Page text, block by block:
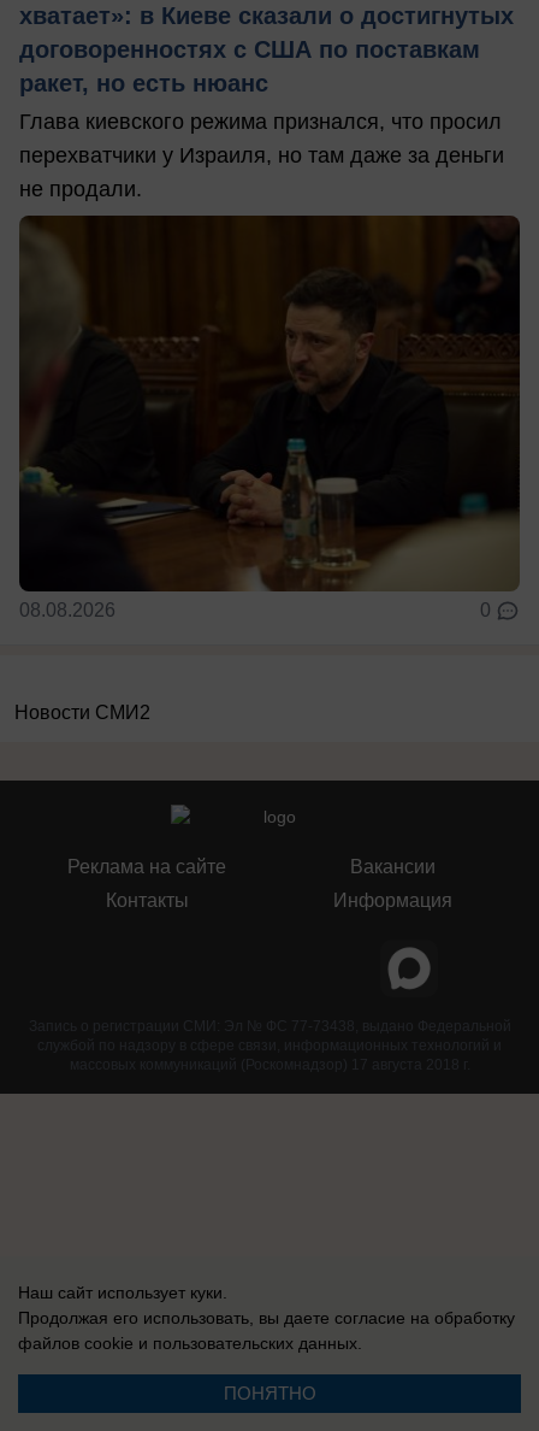
хватает»: в Киеве сказали о достигнутых
договоренностях с США по поставкам
ракет, но есть нюанс
Глава киевского режима признался, что просил
перехватчики у Израиля, но там даже за деньги
не продали.
08.08.2026 0
Новости СМИ2
Реклама на сайте
Контакты
Вакансии
Информация
Запись о регистрации СМИ: Эл № ФС 77-73438, выдано Федеральной
службой по надзору в сфере связи, информационных технологий и
массовых коммуникаций (Роскомнадзор) 17 августа 2018 г.
Наш сайт использует куки.
Продолжая его использовать, вы даете согласие на обработку
файлов cookie и пользовательских данных.
ПОНЯТНО